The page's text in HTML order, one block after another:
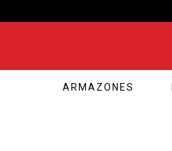
ARMAZONES